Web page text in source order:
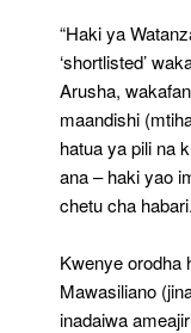
“Haki ya
‘shortlisted’
Arusha,
maandishi
hatua ya pili na
ana – haki yao
chetu cha habari.
Kwenye orodha
Mawasiliano
inadaiwa